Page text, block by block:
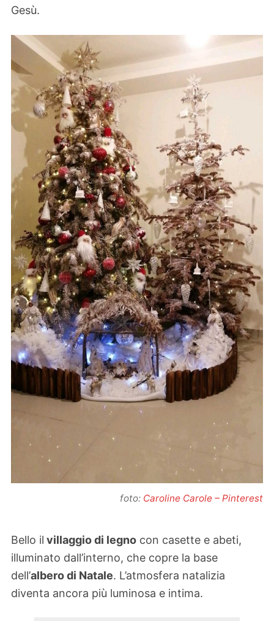
Gesù.
foto: Caroline Carole – Pinterest
Bello il villaggio di legno con casette e abeti,
illuminato dall’interno, che copre la base
dell’albero di Natale. L’atmosfera natalizia
diventa ancora più luminosa e intima.